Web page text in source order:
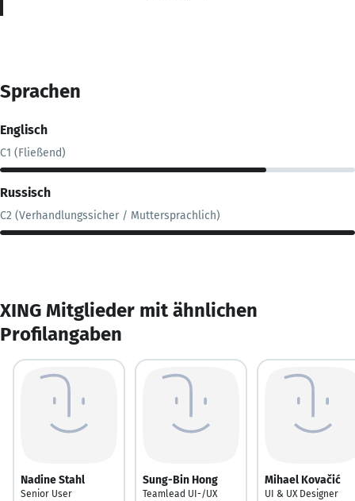
Sprachen
Englisch
C1 (Fließend)
Russisch
C2 (Verhandlungssicher / Muttersprachlich)
XING Mitglieder mit ähnlichen
Profilangaben
Nadine Stahl
Senior User
Sung-Bin Hong
Teamlead UI-/UX
Mihael Kovačić
UI & UX Designer